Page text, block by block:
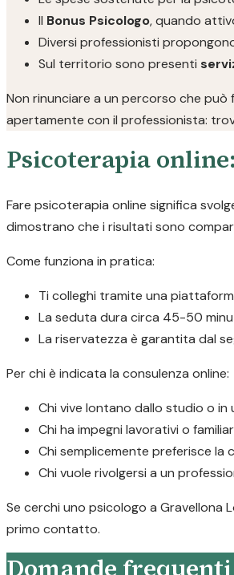
Il Bonus Psicologo, quando
Diversi professionisti
Sul territorio sono presenti
Non rinunciare a un percorso che
apertamente con il professionista:
Psicoterapia
Fare psicoterapia online significa
dimostrano che i risultati sono
Come funziona in pratica:
Ti colleghi tramite una
La seduta dura circa 45-50
La riservatezza è garantita dal
Per chi è indicata la consulenza online:
Chi vive lontano dallo studio o
Chi ha impegni lavorativi o
Chi semplicemente preferisce
Chi vuole rivolgersi a un
Se cerchi uno psicologo a Gravellona
primo contatto.
Domande